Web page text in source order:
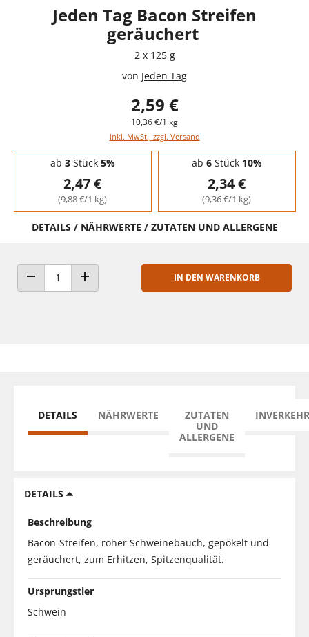
Jeden Tag Bacon Streifen
geräuchert
2 x 125 g
von Jeden Tag
2,59 €
10,36 €/1 kg
inkl. MwSt., zzgl. Versand
Staffelpreise - Mengenrabatt
ab 3Stück 5%
2,47 €
(9,88 €/1 kg)
ab 6Stück 10%
2,34 €
(9,36 €/1 kg)
DETAILS / NÄHRWERTE / ZUTATEN UND ALLERGENE
ANZAHL VERRINGERNANZAHL ERHÖHEN
IN DEN WARENKORB
DETAILS NÄHRWERTE
ZUTATEN
UND
ALLERGENE
DETAILS
Beschreibung
Bacon-Streifen, roher Schweinebauch, gepökelt und
geräuchert, zum Erhitzen, Spitzenqualität.
Ursprungstier
Schwein